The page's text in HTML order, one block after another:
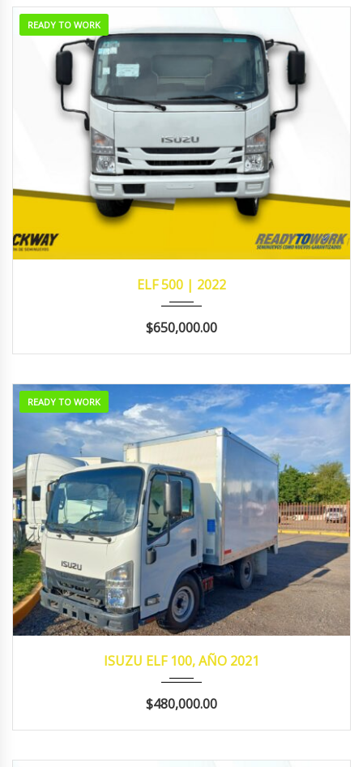
READY TO WORK
ELF 500 | 2022
$650,000.00
READY TO WORK
ISUZU ELF 100, AÑO 2021
$480,000.00